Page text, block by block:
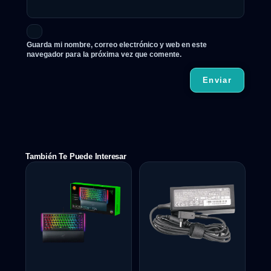
Guarda mi nombre, correo electrónico y web en este
navegador para la próxima vez que comente.
También Te Puede Interesar